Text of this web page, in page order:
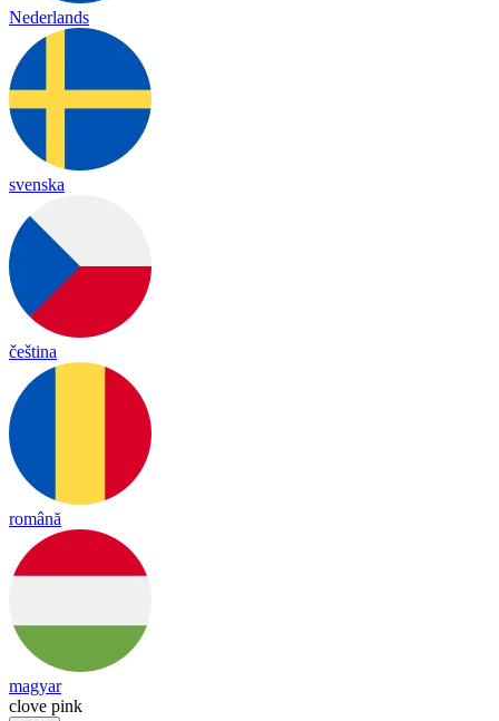
Nederlands
svenska
čeština
română
magyar
clove pink